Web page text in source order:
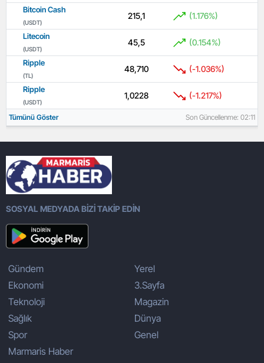
Bitcoin Cash
(USDT)
215,1 (1.176%)
Litecoin
(USDT)
45,5 (0.154%)
Ripple
(TL)
48,710 (-1.036%)
Ripple
(USDT)
1,0228 (-1.217%)
Tümünü Göster Son Güncellenme: 02:11
SOSYAL MEDYADA BİZİ TAKİP EDİN
Gündem
Ekonomi
Teknoloji
Sağlık
Spor
Marmaris Haber
Yerel
3.Sayfa
Magazin
Dünya
Genel